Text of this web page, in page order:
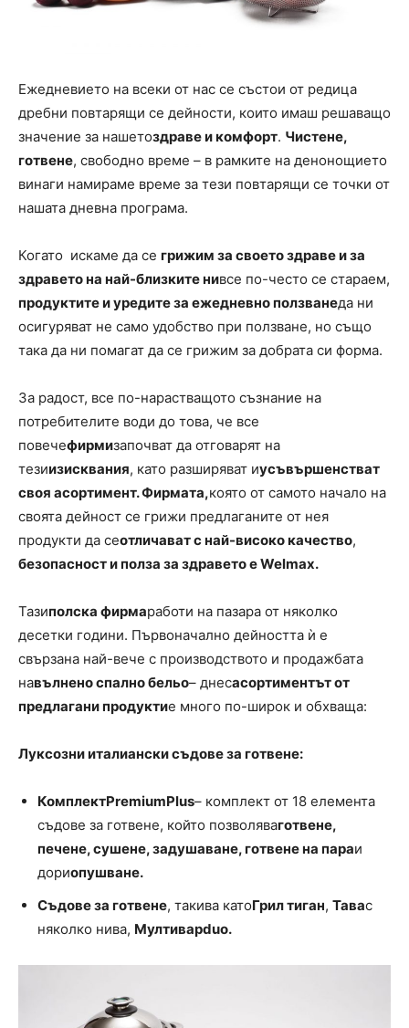
Ежедневието на всеки от нас се състои от редица
дребни повтарящи се дейности, които имаш решаващо
значение за нашетоздраве и комфорт. Чистене,
готвене, свободно време – в рамките на денонощието
винаги намираме време за тези повтарящи се точки от
нашата дневна програма.
Когато искаме да се грижим за своето здраве и за
здравето на най-близките нивсе по-често се стараем,
продуктите и уредите за ежедневно ползванеда ни
осигуряват не само удобство при ползване, но също
така да ни помагат да се грижим за добрата си форма.
За радост, все по-нарастващото съзнание на
потребителите води до това, че все
повечефирмизапочват да отговарят на
тезиизисквания, като разширяват иусъвършенстват
своя асортимент.Фирмата,която от самото начало на
своята дейност се грижи предлаганите от нея
продукти да сеотличават с най-високо качество,
безопасност и полза за здравето еWelmax.
Тазиполска фирмаработи на пазара от няколко
десетки години. Първоначално дейността ѝ е
свързана най-вече с производството и продажбата
навълнено спално бельо– днесасортиментът от
предлагани продуктие много по-широк и обхваща:
Луксозни италиански съдове за готвене:
КомплектPremiumPlus– комплект от 18 елемента
съдове за готвене, който позволяваготвене,
печене, сушене, задушаване, готвене на параи
дориопушване.
Съдове за готвене, такива катоГрил тиган, Тавас
няколко нива, Мултиварduo.